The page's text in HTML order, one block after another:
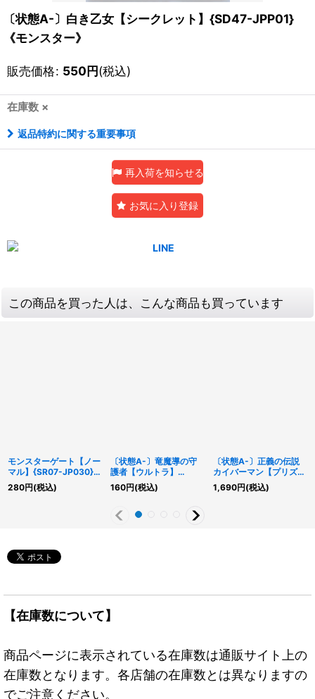
〔状態A-〕白き乙女【シークレット】{SD47-JPP01}
《モンスター》
販売価格: 550円(税込)
在庫数 ×
返品特約に関する重要事項
再入荷を知らせる
お気に入り登録
この商品を買った人は、こんな商品も買っています
モンスターゲート【ノー
マル】{SR07-JP030}
《魔法》
280円(税込)
〔状態A-〕竜魔導の守
護者【ウルトラ】
{VJMP-JP143}《モン
スター》
160円(税込)
〔状態A-〕正義の伝説
カイバーマン【プリズマ
ティックシークレット】
{DUAD-JP021}《モン
1,690円(税込)
【在庫数について】
商品ページに表示されている在庫数は通販サイト上の
在庫数となります。各店舗の在庫数とは異なりますの
でご注意ください。